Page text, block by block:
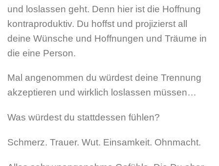
und loslassen geht. Denn hier ist die Hoffnung
kontraproduktiv. Du hoffst und projizierst all
deine Wünsche und Hoffnungen und Träume in
die eine Person.
Mal angenommen du würdest deine Trennung
akzeptieren und wirklich loslassen müssen…
Was würdest du stattdessen fühlen?
Schmerz. Trauer. Wut. Einsamkeit. Ohnmacht.